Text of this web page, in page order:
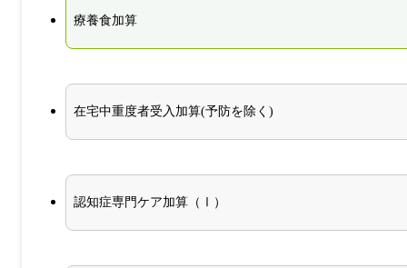
療養食加算
在宅中重度者受入加算(予防を除く)
認知症専門ケア加算（Ⅰ）